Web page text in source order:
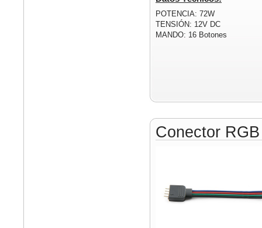
POTENCIA: 72W
TENSIÓN: 12V DC
MANDO: 16 Botones
Conector